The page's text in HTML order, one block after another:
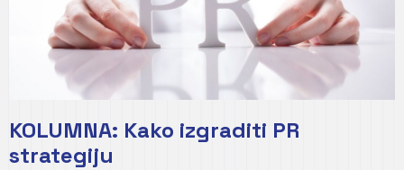
KOLUMNA: Kako izgraditi PR
strategiju